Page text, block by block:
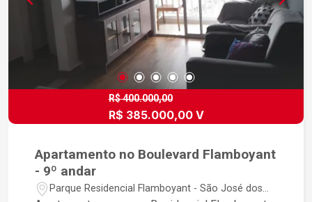
R$ 400.000,00
R$ 385.000,00 V
Apartamento no Boulevard Flamboyant
- 9º andar
Parque Residencial Flamboyant - São José dos